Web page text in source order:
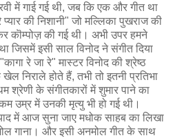
में गाई गई थी, जब कि एक और गीत था
की निशानी" जो मल्लिका पुखराज की
कॊम्पोज़ की गई थी। अभी उपर हमने
जिसमें इसी साल विनोद ने संगीत दिया
रे जा रे" मास्टर विनोद की श्रेष्ठ
निराले होते हैं, तभी तो इतनी प्रतिभा
श्रेणी के संगीतकारों में शुमार पाने का
उम्र में उनकी मृत्यु भी हो गई थी।
याद में आज सुना जाए मधोक साहब का लिखा
गाना। और इसी अनमोल गीत के साथ